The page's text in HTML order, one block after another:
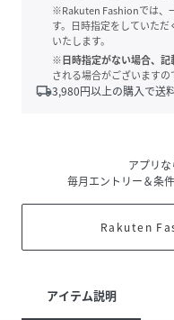
※Rakuten Fashionでは、
す。日時指定をしていた
いたします。
※日時指定がない場合、記
される場合がございますの
local_shipping3,980円以上の購入で送
アプリ
毎月エントリー＆条
Rakuten
アイテム説明